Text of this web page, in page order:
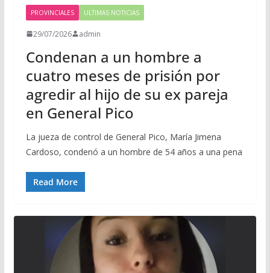
PROVINCIALES ULTIMAS NOTICIAS
29/07/2026 admin
Condenan a un hombre a
cuatro meses de prisión por
agredir al hijo de su ex pareja
en General Pico
La jueza de control de General Pico, María Jimena
Cardoso, condenó a un hombre de 54 años a una pena
Read More